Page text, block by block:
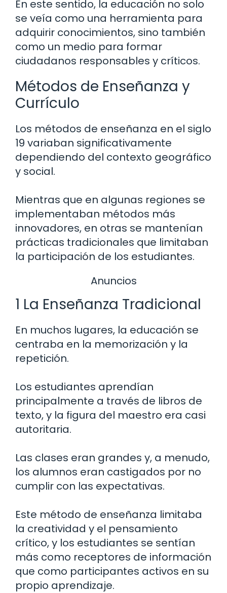
En este sentido, la educación no solo
se veía como una herramienta para
adquirir conocimientos, sino también
como un medio para formar
ciudadanos responsables y críticos.
Métodos de Enseñanza y
Currículo
Los métodos de enseñanza en el siglo
19 variaban significativamente
dependiendo del contexto geográfico
y social.
Mientras que en algunas regiones se
implementaban métodos más
innovadores, en otras se mantenían
prácticas tradicionales que limitaban
la participación de los estudiantes.
Anuncios
1 La Enseñanza Tradicional
En muchos lugares, la educación se
centraba en la memorización y la
repetición.
Los estudiantes aprendían
principalmente a través de libros de
texto, y la figura del maestro era casi
autoritaria.
Las clases eran grandes y, a menudo,
los alumnos eran castigados por no
cumplir con las expectativas.
Este método de enseñanza limitaba
la creatividad y el pensamiento
crítico, y los estudiantes se sentían
más como receptores de información
que como participantes activos en su
propio aprendizaje.